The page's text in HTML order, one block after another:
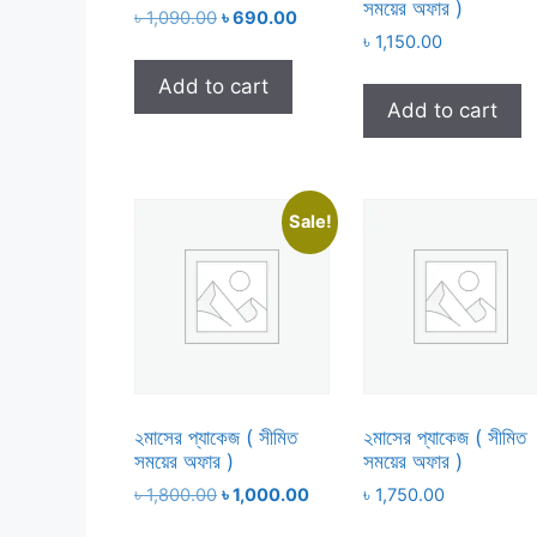
৳1,090.00 Original
was:
৳ 1,090.00.
৳690.00Current
Add to cart
সময়ের অফার )
৳1,150.00
Add to cart
Sale!
২মাসের প্যাকেজ ( সীমিত
সময়ের অফার )
৳1,800.00 Original
৳1,000.00Current
২মাসের প্যাকেজ ( সীমিত
সময়ের অফার )
৳1,750.00